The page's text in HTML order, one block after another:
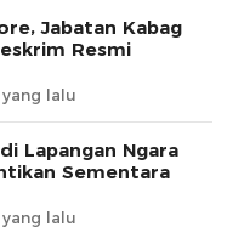
Jabatan Kabag
Resmi
lalu
Lapangan Ngara
Sementara
lalu